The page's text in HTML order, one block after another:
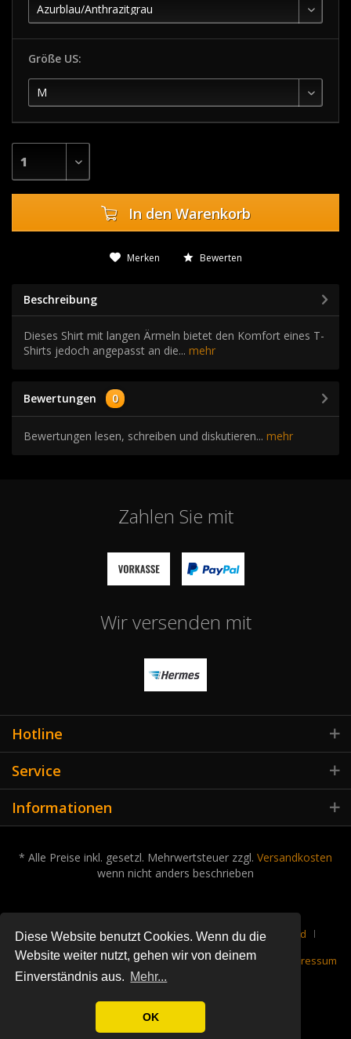
Diese Website benutzt Cookies. Wenn du die
Website weiter nutzt, gehen wir von deinem
Einverständnis aus. Mehr...
OK
Größe US:
In den Warenkorb
Merken Bewerten
Beschreibung
Dieses Shirt mit langen Ärmeln bietet den Komfort eines T-
Shirts jedoch angepasst an die... mehr
Bewertungen 0
Bewertungen lesen, schreiben und diskutieren... mehr
Zahlen Sie mit
Wir versenden mit
Hotline
Service
Informationen
* Alle Preise inkl. gesetzl. Mehrwertsteuer zzgl. Versandkosten
wenn nicht anders beschrieben
Cookie-Einstellungen Über uns Kontakt
Versand
Rückgabe
Datenschutz Widerrufsrecht AGB Impressum